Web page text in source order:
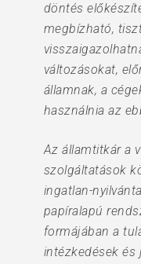
döntés
megbízható,
változásokat,
államnak, a
használnia az
Az államtitkár a
szolgáltatások
ingatlan-
papíralapú
formájában a
intézkedések és